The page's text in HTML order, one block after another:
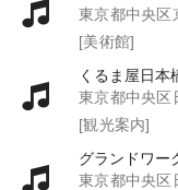
東京都中央区
[美術館]
くるま屋日本
東京都中央区
[観光案内]
グランドワー
東京都中央区